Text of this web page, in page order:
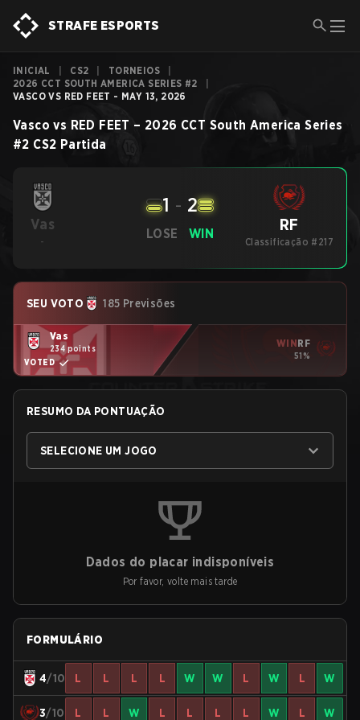
STRAFE ESPORTS
INICIAL CS2 TORNEIOS
2026 CCT SOUTH AMERICA SERIES #2
VASCO VS RED FEET - MAY 13, 2026
Vasco vs RED FEET – 2026 CCT South America Series
#2 CS2 Partida
Vas
-
LOSE
1 - 2
WIN RF
Classificação #217
SEU VOTO 185 Previsões
Vas
234 points
VOTED
WINRF
51%
RESUMO DA PONTUAÇÃO
SELECIONE UM JOGO
Dados do placar indisponíveis
Por favor, volte mais tarde
FORMULÁRIO
4/10 L L L L W W L W L W
3/10 L L W L L L L W L W